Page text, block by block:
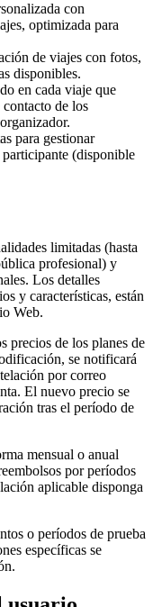
con
optimizada para
de viajes con fotos,
disponibles.
en cada viaje que
contacto de los
para gestionar
participante (disponible
limitadas (hasta
profesional) y
Los detalles
y características, están
Web.
precios de los planes de
se notificará
por correo
El nuevo precio se
tras el período de
mensual o anual
por períodos
aplicable disponga
o períodos de prueba
específicas se